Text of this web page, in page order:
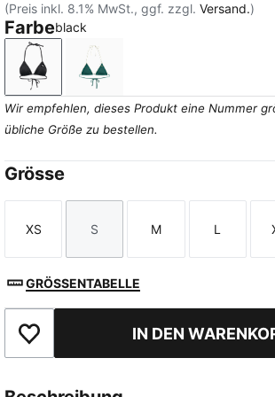
(Preis inkl. 8.1% MwSt., ggf. zzgl.Versand.)
Farbeblack
black petrol green
Wir empfehlen, dieses Produkt eine Nummer
übliche Größe zu bestellen.
Grösse
Größe
XS
Größe
S
Größe
M
Größe
L
GRÖSSENTABELLE
Zu Favoriten hinzufügen
IN DEN